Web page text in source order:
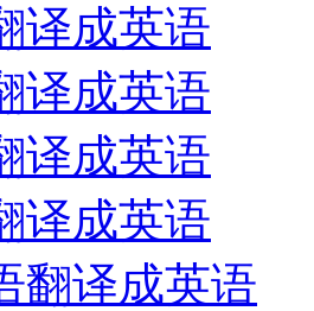
译成英语
译成英语
译成英语
译成英语
翻译成英语